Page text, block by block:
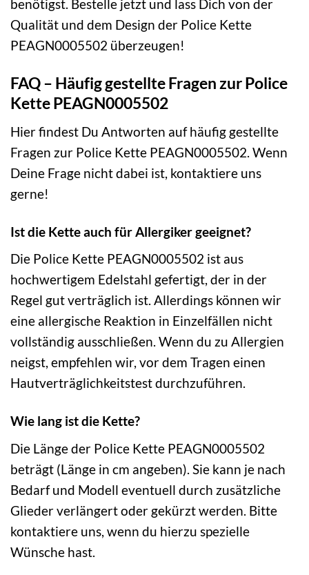
benötigst. Bestelle jetzt und lass Dich von der
Qualität und dem Design der Police Kette
PEAGN0005502 überzeugen!
FAQ – Häufig gestellte Fragen zur Police
Kette PEAGN0005502
Hier findest Du Antworten auf häufig gestellte
Fragen zur Police Kette PEAGN0005502. Wenn
Deine Frage nicht dabei ist, kontaktiere uns
gerne!
Ist die Kette auch für Allergiker geeignet?
Die Police Kette PEAGN0005502 ist aus
hochwertigem Edelstahl gefertigt, der in der
Regel gut verträglich ist. Allerdings können wir
eine allergische Reaktion in Einzelfällen nicht
vollständig ausschließen. Wenn du zu Allergien
neigst, empfehlen wir, vor dem Tragen einen
Hautverträglichkeitstest durchzuführen.
Wie lang ist die Kette?
Die Länge der Police Kette PEAGN0005502
beträgt (Länge in cm angeben). Sie kann je nach
Bedarf und Modell eventuell durch zusätzliche
Glieder verlängert oder gekürzt werden. Bitte
kontaktiere uns, wenn du hierzu spezielle
Wünsche hast.